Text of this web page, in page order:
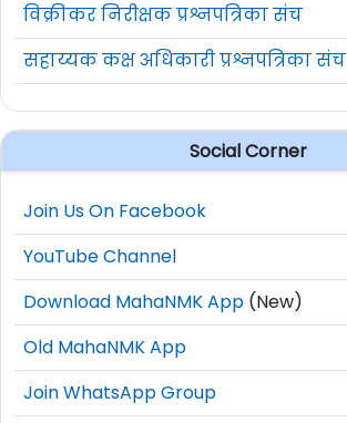
विक्रीकर निरीक्षक प्रश्नपत्रिका संच
सहाय्यक कक्ष अधिकारी प्रश्नपत्रिका संच
Social Corner
Join Us On Facebook
YouTube Channel
Download MahaNMK App (New)
Old MahaNMK App
Join WhatsApp Group